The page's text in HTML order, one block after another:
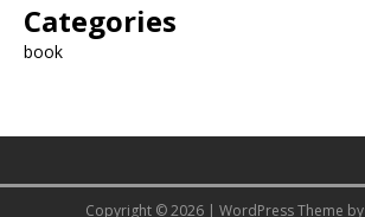
Categories
book
Copyright © 2026 | WordPress Theme by